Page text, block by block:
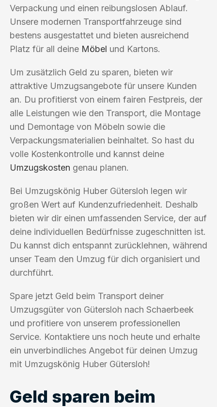
Verpackung und einen reibungslosen Ablauf.
Unsere modernen Transportfahrzeuge sind
bestens ausgestattet und bieten ausreichend
Platz für all deine Möbel und Kartons.
Um zusätzlich Geld zu sparen, bieten wir
attraktive Umzugsangebote für unsere Kunden
an. Du profitierst von einem fairen Festpreis, der
alle Leistungen wie den Transport, die Montage
und Demontage von Möbeln sowie die
Verpackungsmaterialien beinhaltet. So hast du
volle Kostenkontrolle und kannst deine
Umzugskosten genau planen.
Bei Umzugskönig Huber Gütersloh legen wir
großen Wert auf Kundenzufriedenheit. Deshalb
bieten wir dir einen umfassenden Service, der auf
deine individuellen Bedürfnisse zugeschnitten ist.
Du kannst dich entspannt zurücklehnen, während
unser Team den Umzug für dich organisiert und
durchführt.
Spare jetzt Geld beim Transport deiner
Umzugsgüter von Gütersloh nach Schaerbeek
und profitiere von unserem professionellen
Service. Kontaktiere uns noch heute und erhalte
ein unverbindliches Angebot für deinen Umzug
mit Umzugskönig Huber Gütersloh!
Geld sparen beim